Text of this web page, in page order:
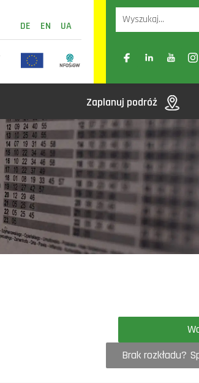
DE EN UA
A- A A+
Zaplanuj podróż
Brak rozkładu?